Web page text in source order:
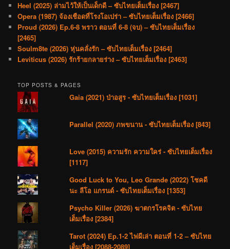
Heel (2025) ล่ามไว้ให้เป็นเด็กดี – ซับไทยเต็มเรื่อง [2467]
Opera (1987) จ้องเชือดที่โรงโอเปร่า – ซับไทยเต็มเรื่อง [2466]
Proud (2026) Ep.6-8 พราว ตอนที่ 6-8 (จบ) – ซับไทยเต็มเรื่อง
[2465]
Soulm8te (2026) หุ่นคลั่งรัก – ซับไทยเต็มเรื่อง [2464]
Leviticus (2026) รักร้ายกลายร่าง – ซับไทยเต็มเรื่อง [2463]
TOP POSTS & PAGES
Gaia (2021) ป่าอสูร - ซับไทยเต็มเรื่อง [1031]
Parallel (2020) ภพขนาน - ซับไทยเต็มเรื่อง [843]
Love (2015) ความรัก ความใคร่ - ซับไทยเต็มเรื่อง
[1117]
Good Luck to You, Leo Grande (2022) โชคดี
นะ ลีโอ แกรนด์ - ซับไทยเต็มเรื่อง [1353]
Psycho Killer (2026) ฆาตกรโรคจิต - ซับไทย
เต็มเรื่อง [2384]
Tarot (2024) Ep.1-2 ไพ่ผีเล่า ตอนที่ 1-2 – ซับไทย
เต็มเรื่อง [2088-2089]